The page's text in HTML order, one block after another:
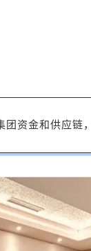
资金和供应链